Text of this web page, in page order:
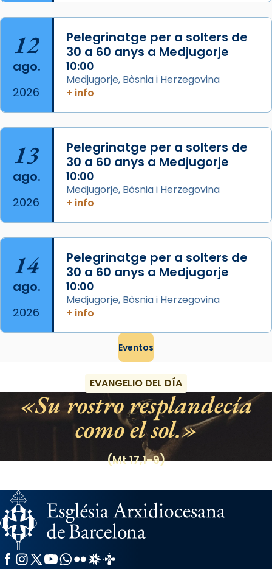
apòstol màrtir, decapitat a Jerusalem per
Herodes Agripa (vers l'any 44).
Patró de Galícia, després de les invasions
musulmanes fou venerat com a patró dels
Regnes castellans i més tard de tota
Espanya.
Foto
View on Facebook ·
12
ago.
2026
Pelegrinatge per a solters de
30 a 60 anys a Medjugorje
10:00
Medjugorje, Bòsnia i Herzegovina
+ info
13
ago.
2026
Pelegrinatge per a solters de
30 a 60 anys a Medjugorje
10:00
Medjugorje, Bòsnia i Herzegovina
+ info
14
ago.
2026
Pelegrinatge per a solters de
30 a 60 anys a Medjugorje
10:00
Medjugorje, Bòsnia i Herzegovina
+ info
Eventos
EVANGELIO DEL DÍA
Su rostro resplandecía
como el sol.
(Mt 17,1-9)
Facebook
Instagram
X / Twitter
YouTube
WhatsApp
FlickrRadio Estel
Catalunya Cristiana